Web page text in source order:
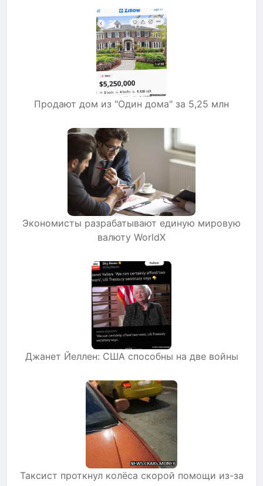
Продают дом из "Один дома" за 5,25 млн
Экономисты разрабатывают единую мировую
валюту WorldX
Джанет Йеллен: США способны на две войны
Таксист проткнул колёса скорой помощи из-за